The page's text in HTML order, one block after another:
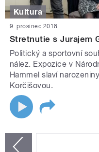
Kultura
9. prosinec 2018
Stretnutie s Jurajem
Politický a sportovní
nález. Expozice v
Hammel slaví
Korčišovou.